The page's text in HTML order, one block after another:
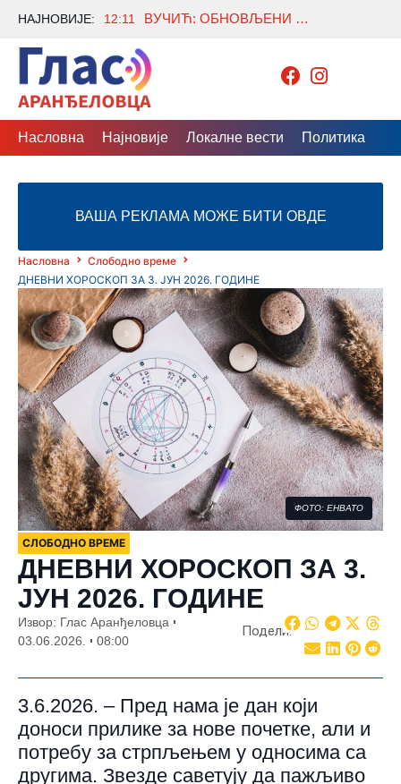
НАЈНОВИЈЕ: 12:11 ВУЧИЋ: ОБНОВЉЕНИ СТАРИ ЖЕЛЕЗНИЧКИ МОСТ БИЋЕ НОВА БЕОГРАДСКА АТРАКЦИЈА
Насловна Најновије Локалне вести Политика
ВАША РЕКЛАМА МОЖЕ БИТИ ОВДЕ
Насловна
Слободно време
ДНЕВНИ ХОРОСКОП ЗА 3. ЈУН 2026. ГОДИНЕ
ФОТО: ЕНВАТО
СЛОБОДНО ВРЕМЕ
ДНЕВНИ ХОРОСКОП ЗА 3.
ЈУН 2026. ГОДИНЕ
Извор: Глас Аранђеловца
03.06.2026.
08:00
Подели:
3.6.2026. – Пред нама је дан који
доноси прилике за нове почетке, али и
потребу за стрпљењем у односима са
другима. Звезде саветују да пажљиво